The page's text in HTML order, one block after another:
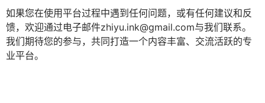
如果您在使用平台过程中遇到任何问题，或有任何建议和反
馈，欢迎通过电子邮件zhiyu.ink@gmail.com与我们联系。
我们期待您的参与，共同打造一个内容丰富、交流活跃的专
业平台。